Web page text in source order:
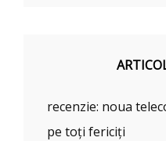
recenzie: noua
pe toți fericiți